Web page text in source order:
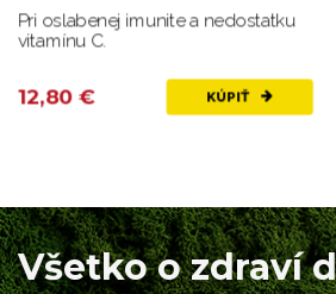
Pri oslabenej imunite a nedostatku
vitamínu C.
12,80 € KÚPIŤ
Všetko o zdraví